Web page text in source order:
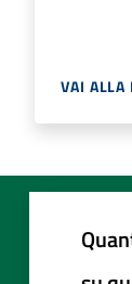
VAI ALLA